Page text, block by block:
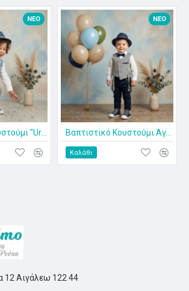
ΝΈΟ ΝΈΟ
Καλάθι
12 Αιγάλεω 122 44